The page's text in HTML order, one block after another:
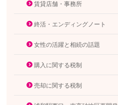
賃貸店舗・事務所
終活・エンディングノート
女性の活躍と相続の話題
購入に関する税制
売却に関する税制